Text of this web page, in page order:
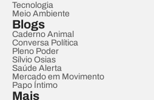
Tecnologia
Meio Ambiente
Blogs
Caderno Animal
Conversa Política
Pleno Poder
Sílvio Osias
Saúde Alerta
Mercado em Movimento
Papo Íntimo
Mais